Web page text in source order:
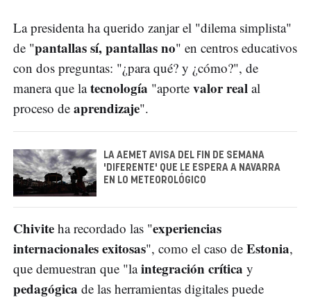
La presidenta ha querido zanjar el "dilema simplista"
de "pantallas sí, pantallas no" en centros educativos
con dos preguntas: "¿para qué? y ¿cómo?", de
manera que latecnología "aporte valor real al
proceso de aprendizaje".
LA AEMET AVISA DEL FIN DE SEMANA
'DIFERENTE' QUE LE ESPERA A NAVARRA
EN LO METEOROLÓGICO
Chivite ha recordado las "experiencias
internacionales exitosas", como el caso de Estonia,
que demuestran que "laintegración crítica y
pedagógica de las herramientas digitales puede